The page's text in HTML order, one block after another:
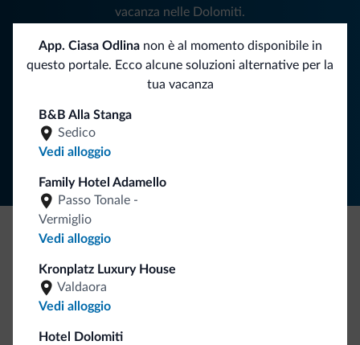
App. Ciasa Odlinanon è al momento disponibile in
questo portale. Ecco alcune soluzioni alternative per la
tua vacanza
B&B Alla Stanga
Sedico
Vedi alloggio
Family Hotel Adamello
Passo Tonale -
Vermiglio
Vedi alloggio
Kronplatz Luxury House
Valdaora
Vedi alloggio
Hotel Dolomiti
vacanza nelle Dolomiti.
ISCRIVITI ALLA NEWSLETTER
Ce l'avete chiesto in tanti. Ecco la nuova collezione firmata
Dolomiti.it!